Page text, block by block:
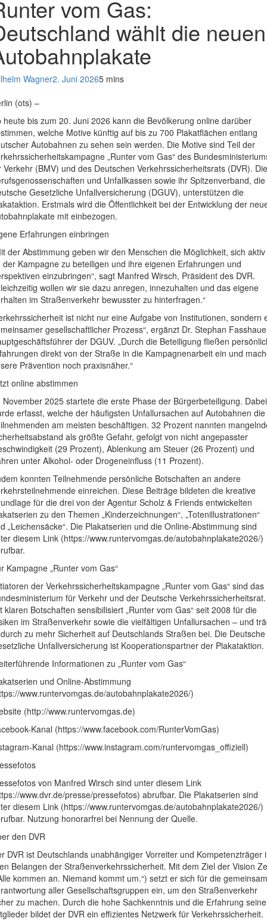
vom Gas:
wählt die neuen
Wagner2. Juni 20265 mins
(ots) –
heute bis zum 20. Juni 2026 kann die Bevölkerung online darüber
welche Motive künftig auf bis zu 700 Plakatflächen entlang
Autobahnen zu sehen sein werden. Die Motive sind Teil der
„Runter vom Gas“ des
Verkehr (BMV) und des Deutschen Verkehrssicherheitsrats (DVR). Die
und Unfallkassen sowie ihr Spitzenverband, die
Gesetzliche Unfallversicherung (DGUV), unterstützen die
Erstmals wird die Öffentlichkeit bei der Entwicklung der
mit einbezogen.
Erfahrungen einbringen
der Abstimmung geben wir den Menschen die Möglichkeit, sich aktiv
der Kampagne zu beteiligen und ihre eigenen Erfahrungen und
einzubringen“, sagt Manfred Wirsch, Präsident des DVR.
wollen wir sie dazu anregen, innezuhalten und das eigene
im Straßenverkehr bewusster zu hinterfragen.“
ist nicht nur eine Aufgabe von Institutionen, sondern
gesellschaftlicher Prozess“, ergänzt Dr. Stephan
der DGUV. „Durch die Beteiligung fließen
direkt von der Straße in die Kampagnenarbeit ein und
Prävention noch praxisnäher.“
online abstimmen
November 2025 startete die erste Phase der Bürgerbeteiligung. Dabei
erfasst, welche der häufigsten Unfallursachen auf Autobahnen die
am meisten beschäftigen. 32 Prozent nannten
als größte Gefahr, gefolgt von nicht angepasster
(29 Prozent), Ablenkung am Steuer (26 Prozent) und
unter Alkohol- oder Drogeneinfluss (11 Prozent).
konnten Teilnehmende persönliche Botschaften an andere
einreichen. Diese Beiträge bildeten die kreative
für die drei von der Agentur Scholz & Friends entwickelten
zu den Themen „Kinderzeichnungen“, „Totenillustrationen“
„Leichensäcke“. Die Plakatserien und die Online-Abstimmung sind
diesem Link (https://www.runtervomgas.de/autobahnplakate2026/)
Kampagne „Runter vom Gas“
der Verkehrssicherheitskampagne „Runter vom Gas“ sind das
für Verkehr und der Deutsche Verkehrssicherheitsrat.
klaren Botschaften sensibilisiert „Runter vom Gas“ seit 2008 für die
im Straßenverkehr sowie die vielfältigen Unfallursachen – und
zu mehr Sicherheit auf Deutschlands Straßen bei. Die Deutsche
Unfallversicherung ist Kooperationspartner der Plakataktion.
Informationen zu „Runter vom Gas“
und Online-Abstimmung
www.runtervomgas.de/autobahnplakate2026/)
(http://www.runtervomgas.de)
Kanal (https://www.facebook.com/RunterVomGas)
Kanal (https://www.instagram.com/runtervomgas_offiziell)
von Manfred Wirsch sind unter diesem Link
www.dvr.de/presse/pressefotos) abrufbar. Die Plakatserien sind
diesem Link (https://www.runtervomgas.de/autobahnplakate2026/)
Nutzung honorarfrei bei Nennung der Quelle.
den DVR
DVR ist Deutschlands unabhängiger Vorreiter und Kompetenzträger
Belangen der Straßenverkehrssicherheit. Mit dem Ziel der Vision
kommen an. Niemand kommt um.“) setzt er sich für die
aller Gesellschaftsgruppen ein, um den Straßenverkehr
zu machen. Durch die hohe Sachkenntnis und die Erfahrung
bildet der DVR ein effizientes Netzwerk für Verkehrssicherheit.